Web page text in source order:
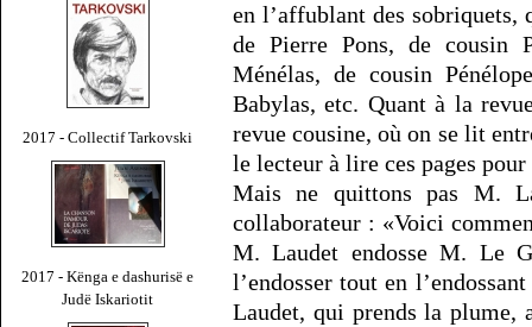
2017 - Collectif Tarkovski
2017 - Kënga e dashurisë e
Judë Iskariotit
en l’affublant des sobriquets,
de Pierre Pons, de cousin
Ménélas, de cousin
Babylas, etc. Quant à la
revue cousine, où on se lit
le lecteur à lire ces pages
Mais ne quittons pas M.
collaborateur : «Voici
M. Laudet endosse M. Le
l’endosser tout en
Laudet, qui prends la plume,